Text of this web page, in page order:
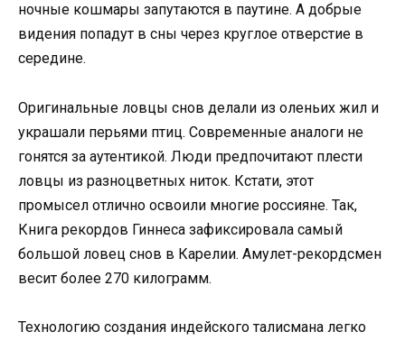
ночные кошмары запутаются в паутине. А добрые
видения попадут в сны через круглое отверстие в
середине.
Оригинальные ловцы снов делали из оленьих жил и
украшали перьями птиц. Современные аналоги не
гонятся за аутентикой. Люди предпочитают плести
ловцы из разноцветных ниток. Кстати, этот
промысел отлично освоили многие россияне. Так,
Книга рекордов Гиннеса зафиксировала самый
большой ловец снов в Карелии. Амулет-рекордсмен
весит более 270 килограмм.
Технологию создания индейского талисмана легко